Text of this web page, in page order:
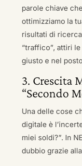
parole chiave
ottimizziamo la
risultati di
“traffico”, attiri
giusto e nel
3. Crescita
“Secondo
Una delle cose
digitale è
miei soldi?”. In
dubbio grazie alla